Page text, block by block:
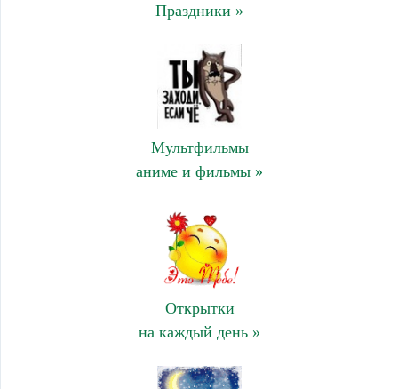
Праздники »
Мультфильмы
аниме и фильмы »
Открытки
на каждый день »